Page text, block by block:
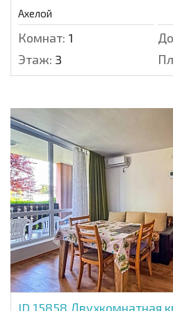
Ахелой
Комнат: 1
Этаж: 3
ID 15858 Двухкомнатная